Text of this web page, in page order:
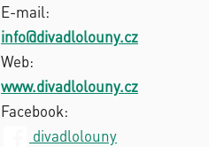
E-mail:
info@divadlolouny.cz
Web:
www.divadlolouny.cz
Facebook:
divadlolouny